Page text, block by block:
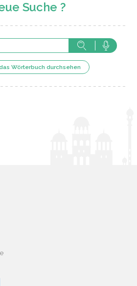
Suche ?
Wörterbuch durchsehen